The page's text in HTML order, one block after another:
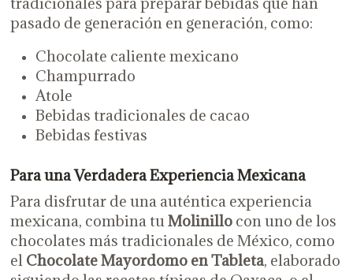
pasado de generación en generación, como:
Chocolate caliente mexicano
Champurrado
Atole
Bebidas tradicionales de cacao
Bebidas festivas
Para una Verdadera Experiencia Mexicana
Para disfrutar de una auténtica experiencia
mexicana, combina tuMolinillocon uno de los
chocolates más tradicionales de México, como
el Chocolate Mayordomo en Tableta, elaborado